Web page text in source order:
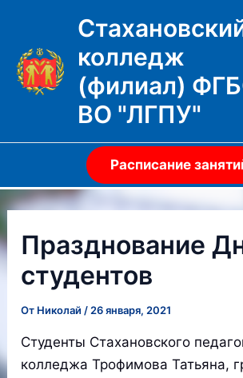
содержимомуколледж
(филиал)
ВО "ЛГПУ"
Расписание
Празднование
студентов
От Николай / 26 января, 2021
Студенты Стахановского
колледжа Трофимова Татьяна,